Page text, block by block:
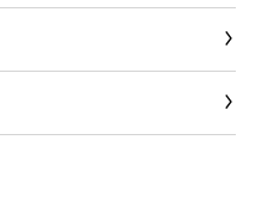
bio e dall’estratto di
ridensificare la pelle,
il rilassamento
Perfettamente idratata,